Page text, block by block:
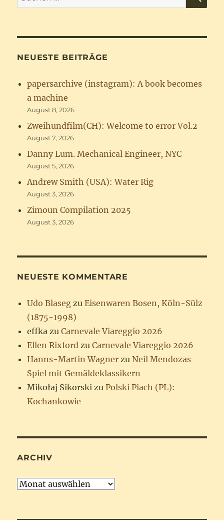
nach:
NEUESTE BEITRÄGE
papersarchive (instagram): A book becomes
a machine
August 8, 2026
Zweihundfilm(CH): Welcome to error Vol.2
August 7, 2026
Danny Lum. Mechanical Engineer, NYC
August 5, 2026
Andrew Smith (USA): Water Rig
August 3, 2026
Zimoun Compilation 2025
August 3, 2026
NEUESTE KOMMENTARE
Udo Blaseg zuEisenwaren Bosen, Köln-Sülz
(1875-1998)
effka zuCarnevale Viareggio 2026
Ellen Rixford zuCarnevale Viareggio 2026
Hanns-Martin Wagner zuNeil Mendozas
Spiel mit Gemäldeklassikern
Mikołaj Sikorski zuPolski Piach (PL):
Kochankowie
ARCHIV
Archiv